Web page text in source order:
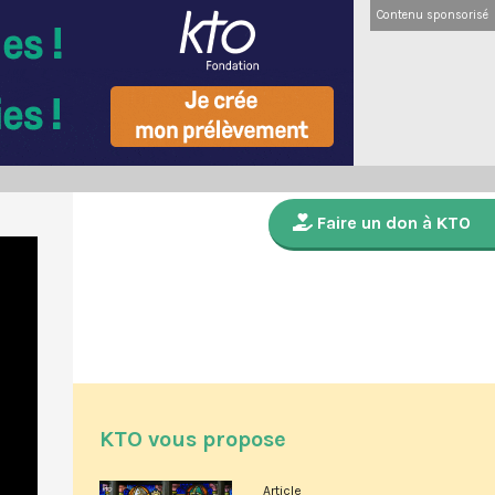
Contenu sponsorisé
Faire un don à KTO
KTO vous propose
Article